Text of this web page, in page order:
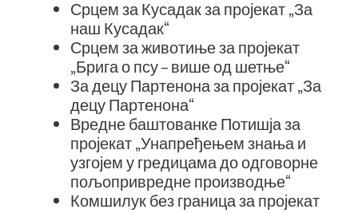
Срцем за Кусадак за пројекат „За
наш Кусадак“
Срцем за животиње за пројекат
„Брига о псу – више од шетње“
За децу Партенона за пројекат „За
децу Партенона“
Вредне баштованке Потишја за
пројекат „Унапређењем знања и
узгојем у гредицама до одговорне
пољопривредне производње“
Комшилук без граница за пројекат